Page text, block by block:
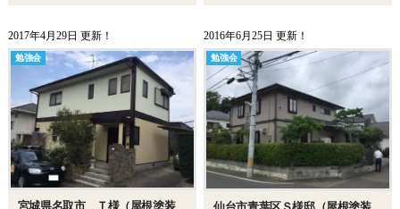
2017年4月29日 更新！
勉強会
宮城県名取市 Ｔ様（屋根塗装
2016年6月25日 更新！
勉強会